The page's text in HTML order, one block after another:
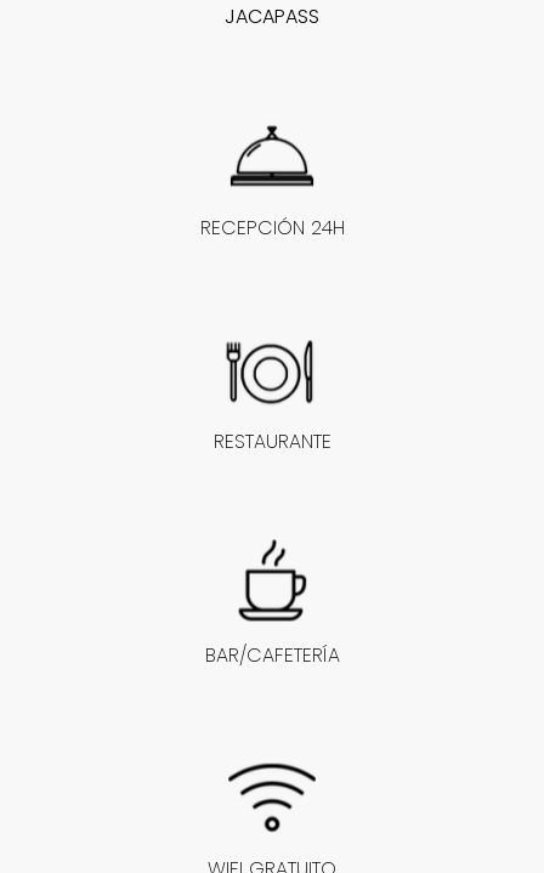
JACAPASS
RECEPCIÓN 24H
RESTAURANTE
BAR/CAFETERÍA